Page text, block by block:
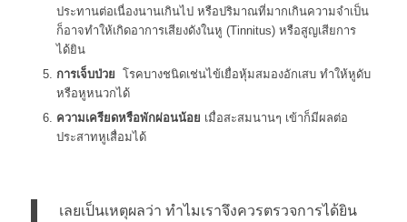
ประทานต่อเนื่องนานเกินไป หรือปริมาณที่มากเกินความจำเป็น
ก็อาจทำให้เกิดอาการเสียงดังในหู (Tinnitus) หรือสูญเสียการ
ได้ยิน
การเจ็บป่วย โรคบางชนิดเช่นไข้เยื่อหุ้มสมองอักเสบ ทำให้หูดับ
หรือหูหนวกได้
ความเครียดหรือพักผ่อนน้อย เมื่อสะสมนานๆ เข้าก็มีผลต่อ
ประสาทหูเสื่อมได้
เลยเป็นเหตุผลว่า ทำไมเราจึงควรตรวจการได้ยิน